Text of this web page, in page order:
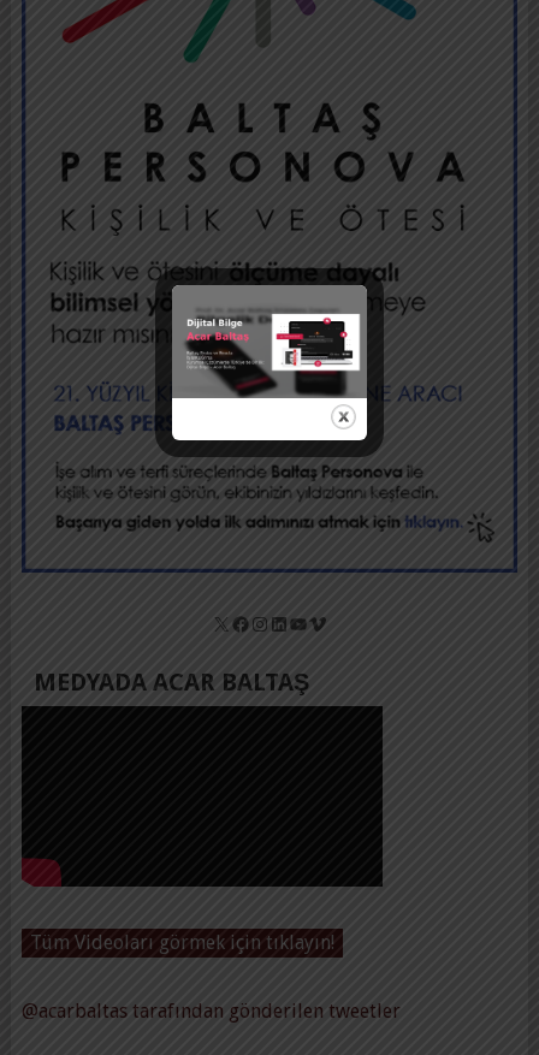
X Facebook
Instagram
LinkedIn
YouTube
Vimeo
MEDYADA ACAR BALTAŞ
Tüm Videoları görmek için tıklayın!
@acarbaltas tarafından gönderilen tweetler